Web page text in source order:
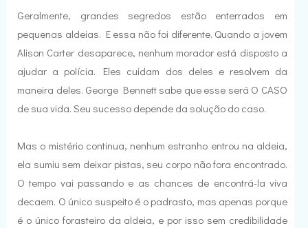
Geralmente, grandes segredos estão enterrados em
pequenas aldeias. E essa não foi diferente. Quando a jovem
Alison Carter desaparece, nenhum morador está disposto a
ajudar a polícia. Eles cuidam dos deles e resolvem da
maneira deles. George Bennett sabe que esse será O CASO
de sua vida. Seu sucesso depende da solução do caso.
Mas o mistério continua, nenhum estranho entrou na aldeia,
ela sumiu sem deixar pistas, seu corpo não fora encontrado.
O tempo vai passando e as chances de encontrá-la viva
decaem. O único suspeito é o padrasto, mas apenas porque
é o único forasteiro da aldeia, e por isso sem credibilidade